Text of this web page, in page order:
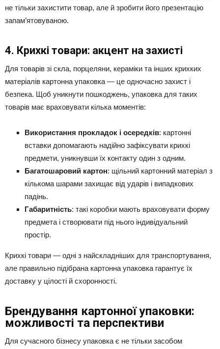
не тільки захистити товар, але й зробити його презентацію
запам’ятовуваною.
4. Крихкі товари: акцент на захисті
Для товарів зі скла, порцеляни, кераміки та інших крихких
матеріалів картонна упаковка — це одночасно захист і
безпека. Щоб уникнути пошкоджень, упаковка для таких
товарів має враховувати кілька моментів:
Використання прокладок і осередків: картонні
вставки допомагають надійно зафіксувати крихкі
предмети, уникнувши їх контакту один з одним.
Багатошаровий картон: щільний картонний матеріал з
кількома шарами захищає від ударів і випадкових
падінь.
Габаритність: такі коробки мають враховувати форму
предмета і створювати під нього індивідуальний
простір.
Крихкі товари — одні з найскладніших для транспортування,
але правильно підібрана картонна упаковка гарантує їх
доставку у цілості й схоронності.
Брендування картонної упаковки:
можливості та перспективи
Для сучасного бізнесу упаковка є не тільки засобом